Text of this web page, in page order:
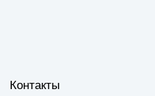
Контакты